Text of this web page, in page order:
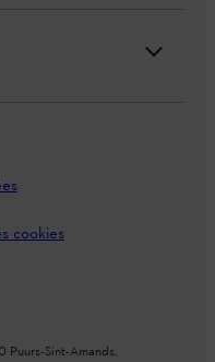
cookies
Puurs-Sint-Amands,